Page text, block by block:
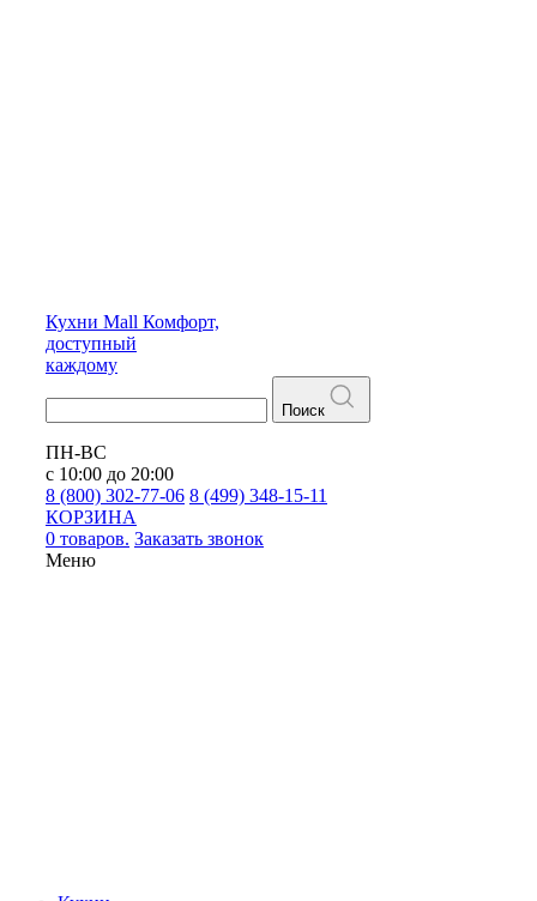
Кухни Mall Комфорт,
доступный
каждому
Поиск
ПН-ВС
с 10:00 до 20:00
8 (800) 302-77-06 8 (499) 348-15-11
КОРЗИНА
0 товаров. Заказать звонок
Меню